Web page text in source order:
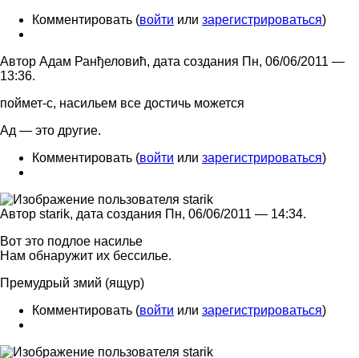
Комментировать (войти или зарегистрироваться)
Автор Адам Ранђеловић, дата создания Пн, 06/06/2011 —
13:36.
поймет-с, насильем все достичь можется
Ад — это другие.
Комментировать (войти или зарегистрироваться)
Автор starik, дата создания Пн, 06/06/2011 — 14:34.
Вот это подлое насилье
Нам обнаружит их бессилье.
Премудрый змий (ящур)
Комментировать (войти или зарегистрироваться)